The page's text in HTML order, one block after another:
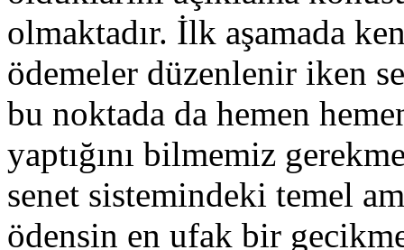
olmaktadır. İlk aşamada
ödemeler düzenlenir iken
bu noktada da hemen
yaptığını bilmemiz
senet sistemindeki temel
ödensin en ufak bir